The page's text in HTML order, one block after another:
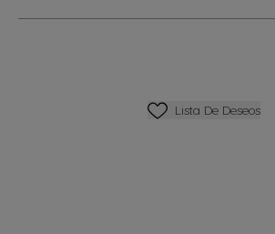
Lista De Deseos
Lista De Deseos